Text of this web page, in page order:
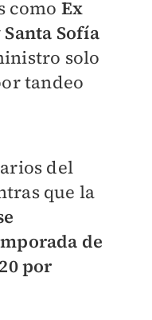
como Ex
Sofía
solo
tandeo
del
que la
de
por